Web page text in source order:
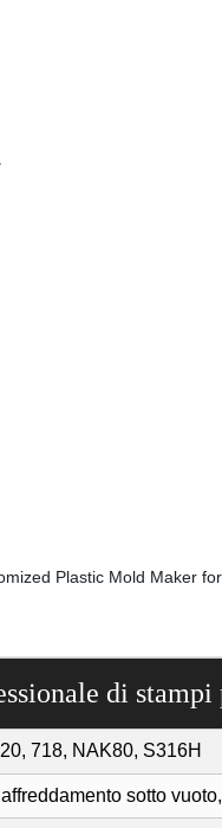
di
718, NAK80, S316H
sotto